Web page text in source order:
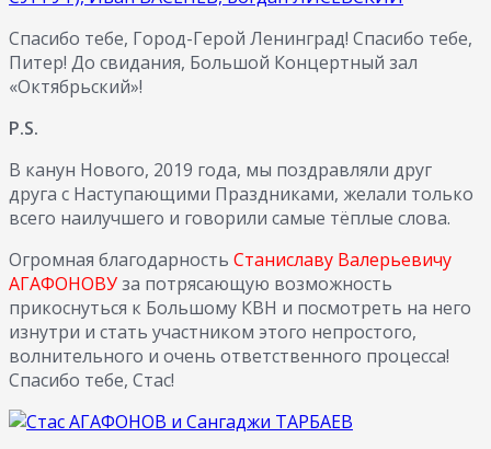
Спасибо тебе, Город-Герой Ленинград! Спасибо тебе,
Питер! До свидания, Большой Концертный зал
«Октябрьский»!
Р.S.
В канун Нового, 2019 года, мы поздравляли друг
друга с Наступающими Праздниками, желали только
всего наилучшего и говорили самые тёплые слова.
Огромная благодарность Станиславу Валерьевичу
АГАФОНОВУза потрясающую возможность
прикоснуться к Большому КВН и посмотреть на него
изнутри и стать участником этого непростого,
волнительного и очень ответственного процесса!
Спасибо тебе, Стас!